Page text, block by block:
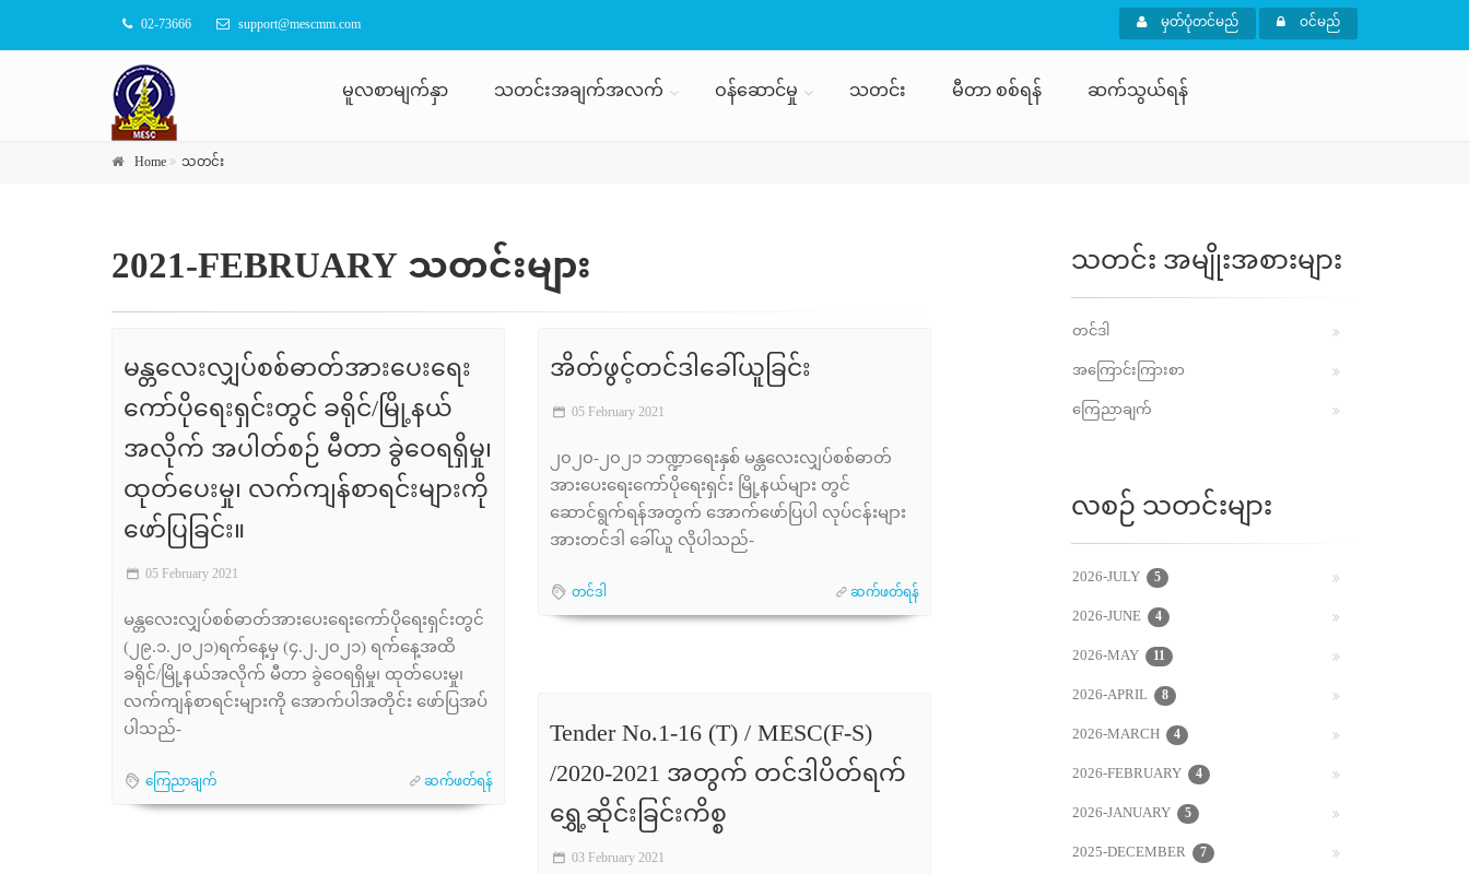
02-73666 support@mescmm.com မှတ်ပုံတင်မည် ဝင်မည်
မူလစာမျက်နှာ သတင်းအချက်အလက် ဝန်ဆောင်မှု သတင်း မီတာ စစ်ရန် ဆက်သွယ်ရန်
Home သတင်း
2021-FEBRUARY သတင်းများ
မန္တလေးလျှပ်စစ်ဓာတ်အားပေးရေး
ကော်ပိုရေးရှင်းတွင် ခရိုင်/မြို့နယ်
အလိုက် အပါတ်စဉ် မီတာ ခွဲဝေရရှိမှု၊
ထုတ်ပေးမှု၊ လက်ကျန်စာရင်းများကို
ဖော်ပြခြင်း။
05 February 2021
မန္တလေးလျှပ်စစ်ဓာတ်အားပေးရေးကော်ပိုရေးရှင်းတွင်
(၂၉.၁.၂၀၂၁)ရက်နေ့မှ (၄.၂.၂၀၂၁) ရက်နေ့အထိ
ခရိုင်/မြို့နယ်အလိုက် မီတာ ခွဲဝေရရှိမှု၊ ထုတ်ပေးမှု၊
လက်ကျန်စာရင်းများကို အောက်ပါအတိုင်း ဖော်ပြအပ်
ပါသည်-
ကြေညာချက် ဆက်ဖတ်ရန်
အိတ်ဖွင့်တင်ဒါခေါ်ယူခြင်း
05 February 2021
၂၀၂၀-၂၀၂၁ ဘဏ္ဍာရေးနှစ် မန္တလေးလျှပ်စစ်ဓာတ်
အားပေးရေးကော်ပိုရေးရှင်း မြို့နယ်များ တွင်
ဆောင်ရွက်ရန်အတွက် အောက်ဖော်ပြပါ လုပ်ငန်းများ
အားတင်ဒါ ခေါ်ယူ လိုပါသည်-
တင်ဒါ ဆက်ဖတ်ရန်
Tender No.1-16 (T) / MESC(F-S)
/2020-2021 အတွက် တင်ဒါပိတ်ရက်
ရွှေ့ဆိုင်းခြင်းကိစ္စ
03 February 2021
သတင်း အမျိုးအစားများ
တင်ဒါ
အကြောင်းကြားစာ
ကြေညာချက်
လစဉ် သတင်းများ
2026-JULY 5
2026-JUNE 4
2026-MAY 11
2026-APRIL 8
2026-MARCH 4
2026-FEBRUARY 4
2026-JANUARY 5
2025-DECEMBER 7